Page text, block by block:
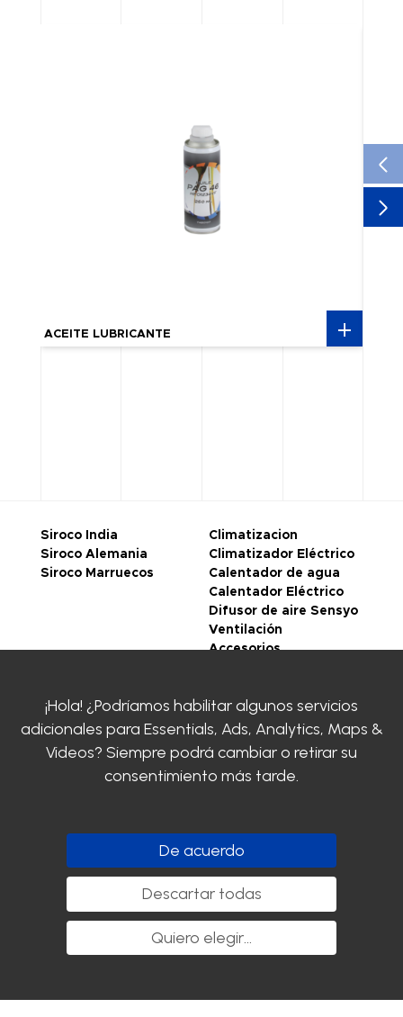
ACEITE LUBRICANTE
Siroco India
Siroco Alemania
Siroco Marruecos
Climatizacion
Climatizador Eléctrico
Calentador de agua
Calentador Eléctrico
Difusor de aire Sensyo
Ventilación
Accesorios
GENERALES DE VENTA
Legal notice
Politique de
confidentialité
Descargar el catálogo
Siga con nosotros
Copyright SIROCO - 2020. Todos los derechos reservados.
¡Hola! ¿Podríamos habilitar algunos servicios
adicionales para Essentials, Ads, Analytics, Maps &
Videos? Siempre podrá cambiar o retirar su
consentimiento más tarde.
Quiero elegir...
Descartar todas
De acuerdo